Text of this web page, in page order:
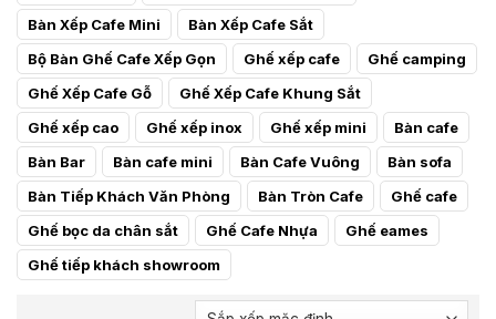
Bàn Xếp Cafe Mini
Bàn Xếp Cafe Sắt
Bộ Bàn Ghế Cafe Xếp Gọn
Ghế xếp cafe
Ghế camping
Ghế Xếp Cafe Gỗ
Ghế Xếp Cafe Khung Sắt
Ghế xếp cao
Ghế xếp inox Ghế xếp mini
Bàn cafe
Bàn Bar
Bàn cafe mini Bàn Cafe Vuông
Bàn sofa
Bàn Tiếp Khách Văn Phòng
Bàn Tròn Cafe
Ghế cafe
Ghế bọc da chân sắt
Ghế Cafe Nhựa
Ghế eames
Ghế tiếp khách showroom